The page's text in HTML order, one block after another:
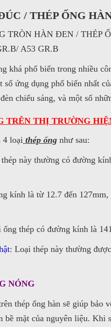
/ THÉP ỐNG
TRÒN HÀN ĐEN / THÉP
A53 GR.B
khá phổ biến trong nhiều
ứng dụng phổ biến nhất
chiếu sáng, và một số
TRÊN THỊ TRƯỜNG
4 loại thép ống như sau:
này thường có đường
kính là từ 12.7 đến 127mm,
ống thép có đường kính là
: Loại thép này thường
NÓNG
thép ống hàn sẽ giúp
bề mặt của nguyên liệu.